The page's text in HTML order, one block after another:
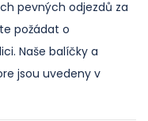
pevných odjezdů za
požádat o
Naše balíčky a
jsou uvedeny v